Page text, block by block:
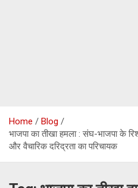
Home
Blog
भाजपा का तीखा हमला : संघ-भाजपा के
और वैचारिक दरिद्रता का परिचायक